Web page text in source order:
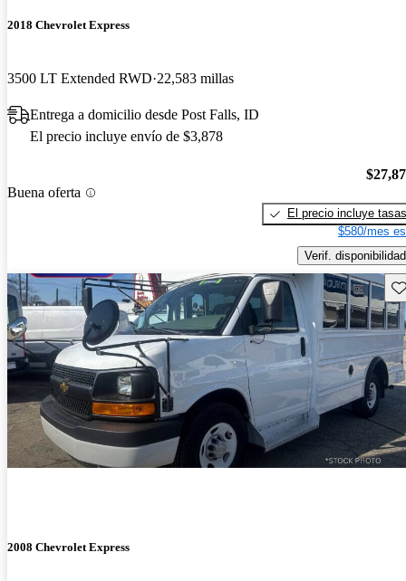
2018 Chevrolet Express
3500 LT Extended RWD 22,583 millas
Entrega a domicilio desde Post Falls, ID
El precio incluye envío de $3,878
Buena oferta
El precio incluye tasas
$580/mes
Verif. disponibilidad
2008 Chevrolet Express